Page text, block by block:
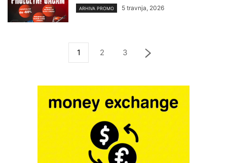
ARHIVA PROMO 5 travnja, 2026
1 2 3